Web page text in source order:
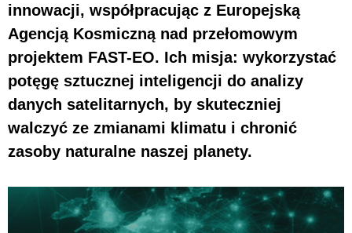
innowacji, współpracując z Europejską
Agencją Kosmiczną nad przełomowym
projektem FAST-EO. Ich misja: wykorzystać
potęgę sztucznej inteligencji do analizy
danych satelitarnych, by skuteczniej
walczyć ze zmianami klimatu i chronić
zasoby naturalne naszej planety.